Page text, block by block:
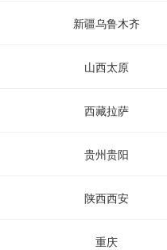
新疆乌鲁木齐
山西太原
西藏拉萨
贵州贵阳
陕西西安
重庆